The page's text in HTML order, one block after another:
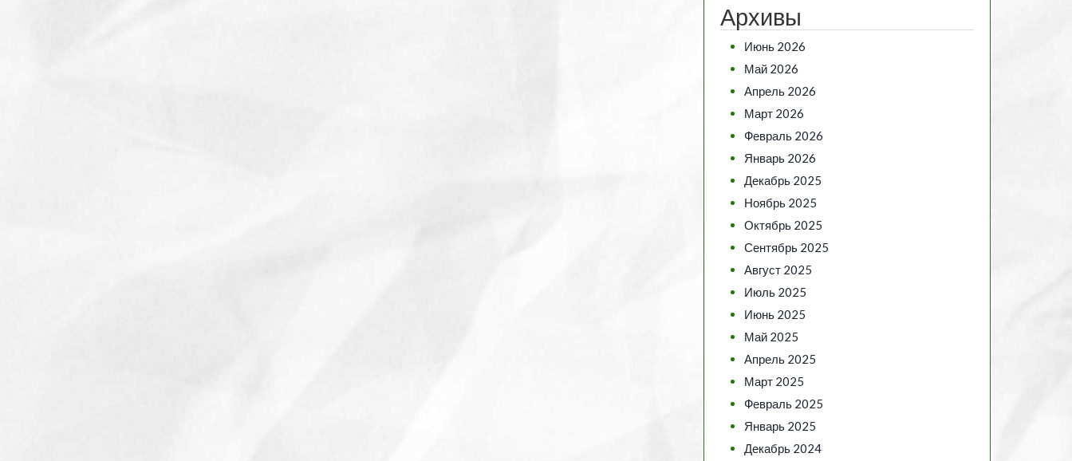
Архивы
Июнь 2026
Май 2026
Апрель 2026
Март 2026
Февраль 2026
Январь 2026
Декабрь 2025
Ноябрь 2025
Октябрь 2025
Сентябрь 2025
Август 2025
Июль 2025
Июнь 2025
Май 2025
Апрель 2025
Март 2025
Февраль 2025
Январь 2025
Декабрь 2024